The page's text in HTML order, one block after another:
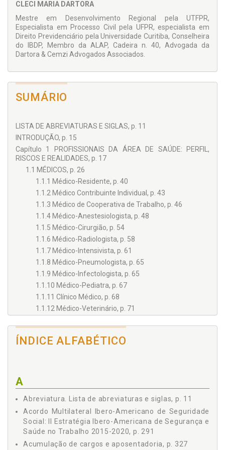
cuidado com o outro.
CLECI MARIA DARTORA
Mestre em Desenvolvimento Regional pela UTFPR,
Especialista em Processo Civil pela UFPR, especialista em
Direito Previdenciário pela Universidade Curitiba, Conselheira
do IBDP, Membro da ALAP, Cadeira n. 40, Advogada da
Dartora & Cemzi Advogados Associados.
SUMÁRIO
LISTA DE ABREVIATURAS E SIGLAS, p. 11
INTRODUÇÃO, p. 15
Capítulo 1 PROFISSIONAIS DA ÁREA DE SAÚDE: PERFIL,
RISCOS E REALIDADES, p. 17
1.1 MÉDICOS, p. 26
1.1.1 Médico-Residente, p. 40
1.1.2 Médico Contribuinte Individual, p. 43
1.1.3 Médico de Cooperativa de Trabalho, p. 46
1.1.4 Médico-Anestesiologista, p. 48
1.1.5 Médico-Cirurgião, p. 54
1.1.6 Médico-Radiologista, p. 58
1.1.7 Médico-Intensivista, p. 61
1.1.8 Médico-Pneumologista, p. 65
1.1.9 Médico-Infectologista, p. 65
1.1.10 Médico-Pediatra, p. 67
1.1.11 Clínico Médico, p. 68
1.1.12 Médico-Veterinário, p. 71
1.2.2 Técnicos e Auxiliares de Enfermagem, p. 82
1.6 FISIOTERAPEUTA, p. 113
1.7 PSICÓLOGO, p. 119
1.8 LABORATORISTAS, p. 122
1.9 TÉCNICO EM RADIOLOGIA, p. 129
1.10 OUTROS PROFISSIONAIS EM SERVIÇOS
DESTINADOS À SAÚDE, p. 132
ÍNDICE ALFABÉTICO
A
Abreviatura. Lista de abreviaturas e siglas, p. 11
Acordo Multilateral Ibero-Americano de Seguridade
Social: II Estratégia Ibero-Americana de Segurança e
Saúde no Trabalho 2015-2020, p. 291
Acumulação de cargos e aposentadoria, p. 327